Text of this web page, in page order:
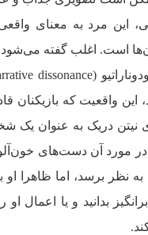
این مرد به معنای
این واقعیت که بازیکنان
نیتن دریک به
و در مورد آن دست‌های
نظر برسد، اما ظاهرا
بدانید و یا اعمال